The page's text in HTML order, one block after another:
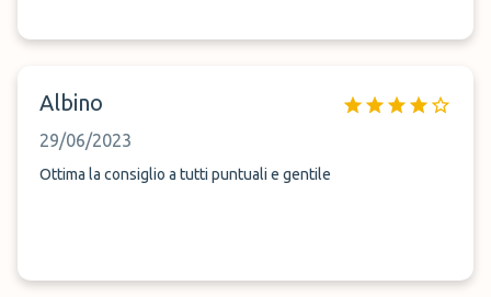
Albino
29/06/2023
Ottima la consiglio a tutti puntuali e gentile